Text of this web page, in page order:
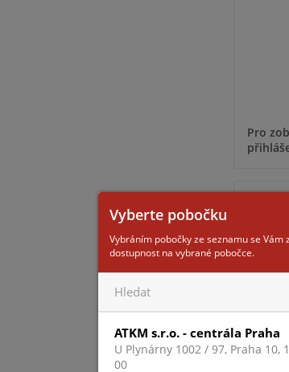
Pro
Vyberte pobočku
Vybráním pobočky ze seznamu se Vám
dostupnost na vybrané pobočce.
ATKM s.r.o. - centrála Praha
U Plynárny 1002 / 97, Praha 10,
00